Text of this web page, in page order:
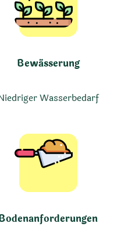
Bewässerung
Wasserbedarf